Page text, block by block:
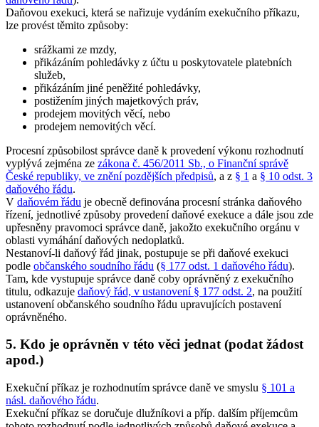
Daňovou exekuci, která se nařizuje vydáním exekučního příkazu,
lze provést těmito způsoby:
srážkami ze mzdy,
přikázáním pohledávky z účtu u poskytovatele platebních
služeb,
přikázáním jiné peněžité pohledávky,
postižením jiných majetkových práv,
prodejem movitých věcí, nebo
prodejem nemovitých věcí.
Procesní způsobilost správce daně k provedení výkonu rozhodnutí
vyplývá zejména ze zákona č. 456/2011 Sb., o Finanční správě
České republiky, ve znění pozdějších předpisů, a z § 1 a § 10 odst. 3
daňového řádu.
V daňovém řádu je obecně definována procesní stránka daňového
řízení, jednotlivé způsoby provedení daňové exekuce a dále jsou zde
upřesněny pravomoci správce daně, jakožto exekučního orgánu v
oblasti vymáhání daňových nedoplatků.
Nestanoví-li daňový řád jinak, postupuje se při daňové exekuci
podle občanského soudního řádu (§ 177 odst. 1 daňového řádu).
Tam, kde vystupuje správce daně coby oprávněný z exekučního
titulu, odkazuje daňový řád, v ustanovení § 177 odst. 2, na použití
ustanovení občanského soudního řádu upravujících postavení
oprávněného.
5. Kdo je oprávněn v této věci jednat (podat žádost
apod.)
Exekuční příkaz je rozhodnutím správce daně ve smyslu § 101 a
násl. daňového řádu.
Exekuční příkaz se doručuje dlužníkovi a příp. dalším příjemcům